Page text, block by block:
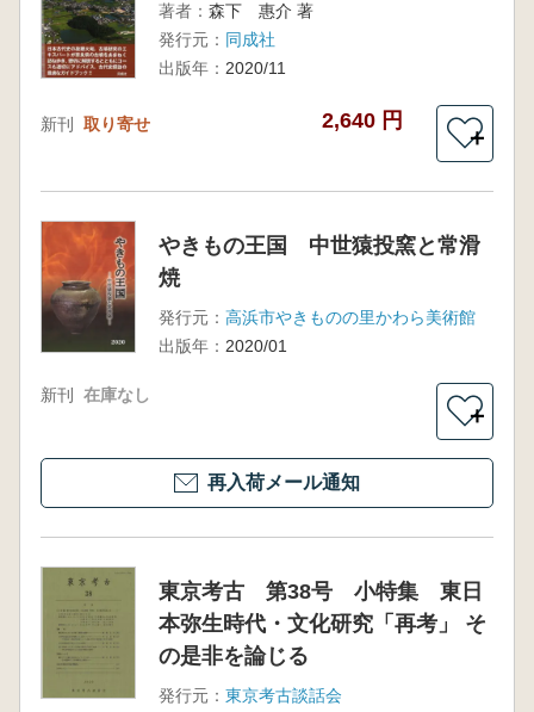
著者： 森下 惠介 著
発行元： 同成社
出版年： 2020/11
新刊 取り寄せ 2,640 円
＋
やきもの王国 中世猿投窯と常滑
焼
発行元： 高浜市やきものの里かわら美術館
出版年： 2020/01
新刊 在庫なし
＋
再入荷メール通知
東京考古 第38号 小特集 東日
本弥生時代・文化研究「再考」 そ
の是非を論じる
発行元： 東京考古談話会